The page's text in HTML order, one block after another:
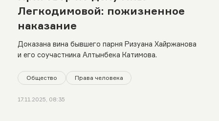
Легкодимовой: пожизненное
наказание
Доказана вина бывшего парня Ризуана Хайржанова
и его соучастника Алтынбека Катимова.
Общество Права человека
17.11.2025, 08:35